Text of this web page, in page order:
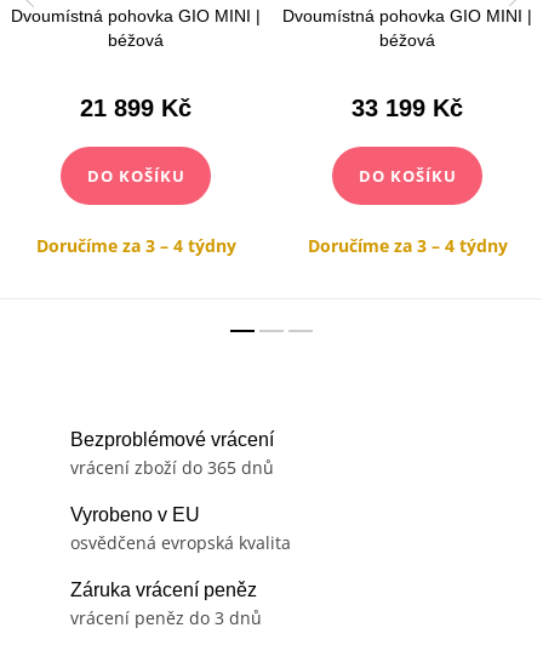
Dvoumístná pohovka GIO MINI |
béžová
21 899 Kč
DO KOŠÍKU
Doručíme za 3 – 4 týdny
Dvoumístná pohovka GIO MINI |
béžová
33 199 Kč
DO KOŠÍKU
Doručíme za 3 – 4 týdny
Bezproblémové vrácení
vrácení zboží do 365 dnů
Vyrobeno v EU
osvědčená evropská kvalita
Záruka vrácení peněz
vrácení peněz do 3 dnů